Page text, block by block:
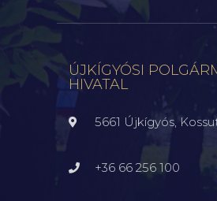
ÚJKÍGYÓSI
HIVATAL
5661 Újkígyós,
+36 66 256 100